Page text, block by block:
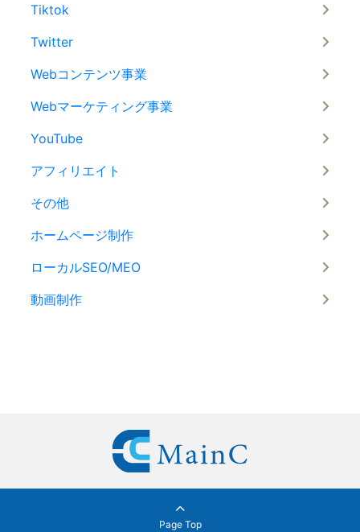
Tiktok
Twitter
Webコンテンツ事業
Webマーケティング事業
YouTube
アフィリエイト
その他
ホームページ制作
ローカルSEO/MEO
動画制作
Page Top